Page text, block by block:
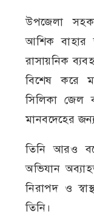
উপজেলা
আশিক বাহার
রাসায়নিক
বিশেষ করে
সিলিকা জেল
মানবদেহের
তিনি আরও
অভিযান
নিরাপদ ও
তিনি।